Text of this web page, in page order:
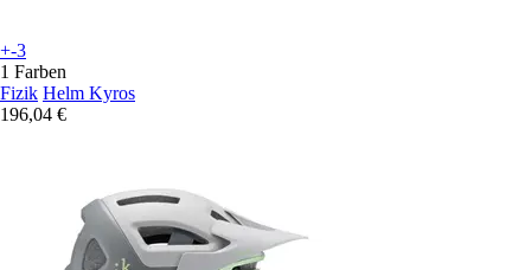
+-3
1 Farben
Fizik Helm Kyros
196,04 €